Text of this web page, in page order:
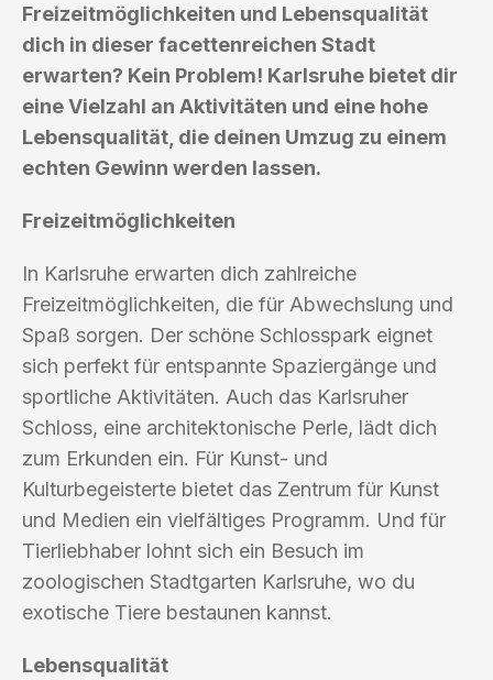
Freizeitmöglichkeiten und Lebensqualität
dich in dieser facettenreichen Stadt
erwarten? Kein Problem! Karlsruhe bietet dir
eine Vielzahl an Aktivitäten und eine hohe
Lebensqualität, die deinen Umzug zu einem
echten Gewinn werden lassen.
Freizeitmöglichkeiten
In Karlsruhe erwarten dich zahlreiche
Freizeitmöglichkeiten, die für Abwechslung und
Spaß sorgen. Der schöne Schlosspark eignet
sich perfekt für entspannte Spaziergänge und
sportliche Aktivitäten. Auch das Karlsruher
Schloss, eine architektonische Perle, lädt dich
zum Erkunden ein. Für Kunst- und
Kulturbegeisterte bietet das Zentrum für Kunst
und Medien ein vielfältiges Programm. Und für
Tierliebhaber lohnt sich ein Besuch im
zoologischen Stadtgarten Karlsruhe, wo du
exotische Tiere bestaunen kannst.
Lebensqualität